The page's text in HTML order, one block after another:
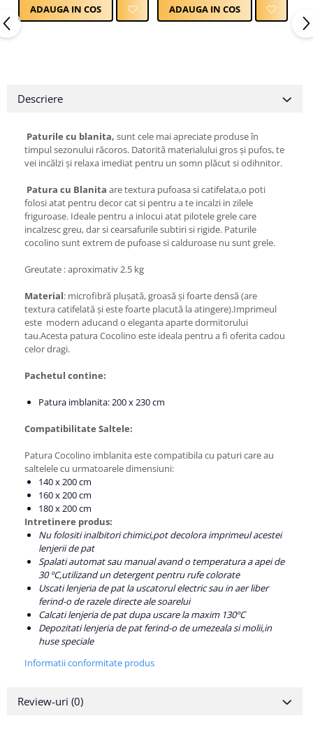
ADAUGA IN COS ADAUGA IN COS
Descriere
Paturile cu blanita, sunt cele mai apreciate produse în
timpul sezonului răcoros. Datorită materialului gros și pufos, te
vei incălzi și relaxa imediat pentru un somn plăcut si odihnitor.
Patura cu Blanita are textura pufoasa si catifelata,o poti
folosi atat pentru decor cat si pentru a te incalzi in zilele
friguroase. Ideale pentru a inlocui atat pilotele grele care
incalzesc greu, dar si cearsafurile subtiri si rigide. Paturile
cocolino sunt extrem de pufoase si calduroase nu sunt grele.
Greutate : aproximativ 2.5 kg
Material: microfibră plușată, groasă și foarte densă (are
textura catifelată și este foarte placută la atingere).Imprimeul
este modern aducand o eleganta aparte dormitorului
tau.Acesta patura Cocolino este ideala pentru a fi oferita cadou
celor dragi.
Pachetul contine:
Patura imblanita: 200 x 230 cm
Compatibilitate Saltele:
Patura Cocolino imblanita este compatibila cu paturi care au
saltelele cu urmatoarele dimensiuni:
140 x 200 cm
160 x 200 cm
180 x 200 cm
Intretinere produs:
Nu folositi inalbitori chimici,pot decolora imprimeul acestei
lenjerii de pat
Spalati automat sau manual avand o temperatura a apei de
30 ºC,utilizand un detergent pentru rufe colorate
Uscati lenjeria de pat la uscatorul electric sau in aer liber
ferind-o de razele directe ale soarelui
Calcati lenjeria de pat dupa uscare la maxim 130ºC
Depozitati lenjeria de pat ferind-o de umezeala si molii,in
huse speciale
Informatii conformitate produs
Review-uri (0)